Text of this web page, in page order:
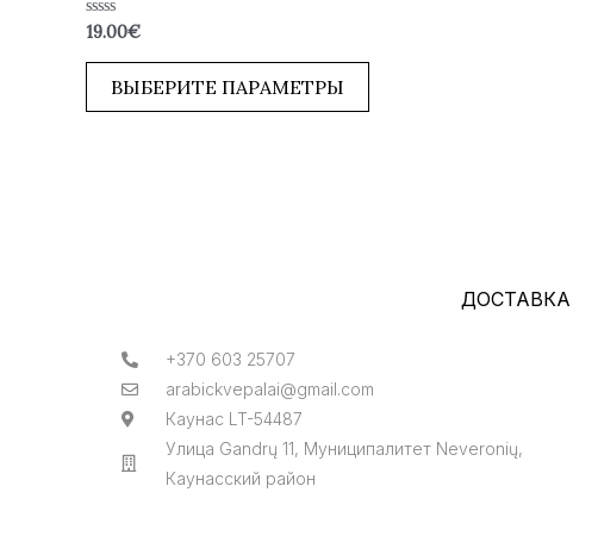
Оценка
из
19.00€
ВЫБЕРИТЕ ПАРАМЕТРЫ
ДОСТАВКА
+370 603 25707
arabickvepalai@gmail.com
Каунас LT-54487
Улица Gandrų 11, Муниципалитет Neveronių,
Каунасский район